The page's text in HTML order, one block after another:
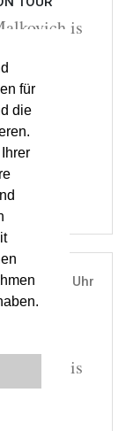
für
die
is
20:00 Uhr
is